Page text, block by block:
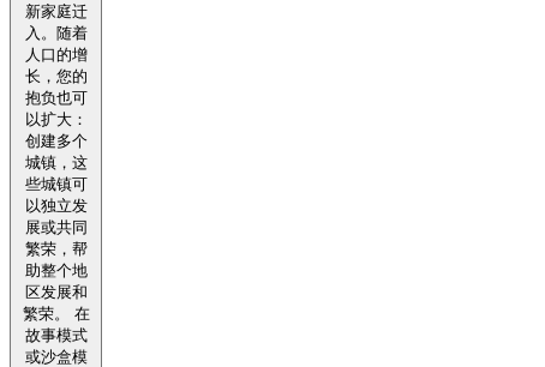
新家庭迁
入。随着
人口的增
长，您的
抱负也可
以扩大：
创建多个
城镇，这
些城镇可
以独立发
展或共同
繁荣，帮
助整个地
区发展和
繁荣。 在
故事模式
或沙盒模